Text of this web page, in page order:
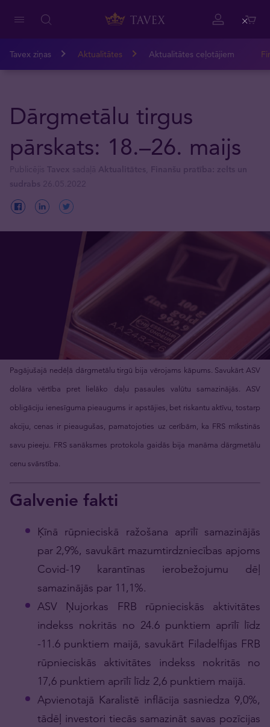
Tavex ziņas Aktualitātes Aktualitātes ceļotājiem
Dārgmetālu tirgus
pārskats: 18.–26. maijs
Pagājušajā nedēļā dārgmetālu tirgū bija vērojams kāpums. Savukārt ASV
dolāra vērtība pret lielāko daļu pasaules valūtu samazinājās. ASV
obligāciju ienesīguma pieaugums ir apstājies, bet riskantu aktīvu, tostarp
akciju, cenas ir pieaugušas, pamatojoties uz cerībām, ka FRS mīkstinās
savu pieeju. FRS sanāksmes protokola gaidās bija manāma dārgmetālu
cenu svārstība.
Galvenie fakti
Ķīnā rūpnieciskā ražošana aprīlī samazinājās
par 2,9%, savukārt mazumtirdzniecības apjoms
Covid-19 karantīnas ierobežojumu dēļ
samazinājās par 11,1%.
ASV Ņujorkas FRB rūpnieciskās aktivitātes
indekss nokritās no 24.6 punktiem aprīlī līdz
-11.6 punktiem maijā, savukārt Filadelfijas FRB
rūpnieciskās aktivitātes indekss nokritās no
17,6 punktiem aprīlī līdz 2,6 punktiem maijā.
Apvienotajā Karalistē inflācija sasniedza 9,0%,
tādēļ investori tiecās samazināt savas pozīcijas
Close